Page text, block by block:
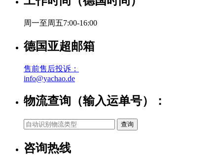
周一至周五7:00-16:00
德国亚超邮箱
售前售后投诉：
info@yachao.de
物流查询（输入运单号）：
咨询热线